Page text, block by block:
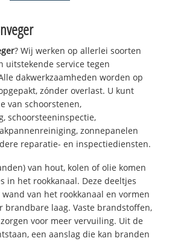
? Wij werken op allerlei soorten
uitstekende service tegen
dakwerkzaamheden worden op
zónder overlast. U kunt
van schoorstenen,
schoorsteeninspectie,
zonnepanelen
reparatie- en inspectiediensten.
van hout, kolen of olie komen
in het rookkanaal. Deze deeltjes
van het rookkanaal en vormen
brandbare laag. Vaste brandstoffen,
voor meer vervuiling. Uit de
een aanslag die kan branden